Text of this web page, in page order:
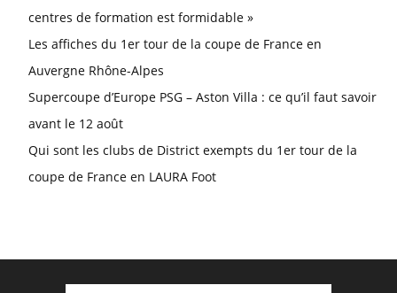
centres de formation est formidable »
Les affiches du 1er tour de la coupe de France en
Auvergne Rhône-Alpes
Supercoupe d’Europe PSG – Aston Villa : ce qu’il faut savoir
avant le 12 août
Qui sont les clubs de District exempts du 1er tour de la
coupe de France en LAURA Foot